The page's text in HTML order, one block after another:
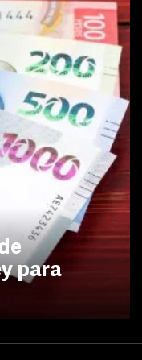
para